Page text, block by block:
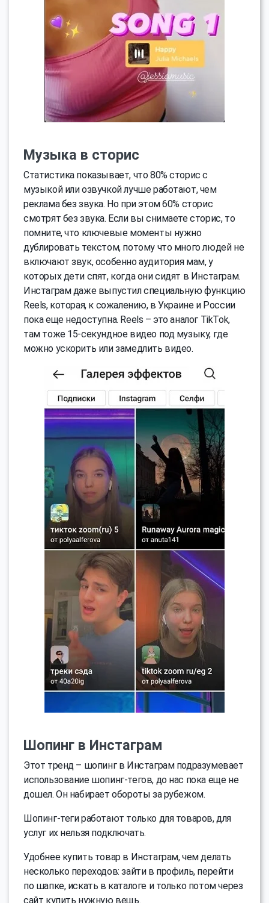
Музыка в сторис
Статистика показывает, что 80% сторис с
музыкой или озвучкой лучше работают, чем
реклама без звука. Но при этом 60% сторис
смотрят без звука. Если вы снимаете сторис, то
помните, что ключевые моменты нужно
дублировать текстом, потому что много людей не
включают звук, особенно аудитория мам, у
которых дети спят, когда они сидят в Инстаграм.
Инстаграм даже выпустил специальную функцию
Reels, которая, к сожалению, в Украине и России
пока еще недоступна. Reels – это аналог TikTok,
там тоже 15-секундное видео под музыку, где
можно ускорить или замедлить видео.
Шопинг в Инстаграм
Этот тренд – шопинг в Инстаграм подразумевает
использование шопинг-тегов, до нас пока еще не
дошел. Он набирает обороты за рубежом.
Шопинг-теги работают только для товаров, для
услуг их нельзя подключать.
Удобнее купить товар в Инстаграм, чем делать
несколько переходов: зайти в профиль, перейти
по шапке, искать в каталоге и только потом через
сайт купить нужную вещь.